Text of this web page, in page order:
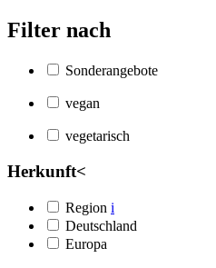
Filter nach
Sonderangebote
vegan
vegetarisch
Herkunft<
Region i
Deutschland
Europa